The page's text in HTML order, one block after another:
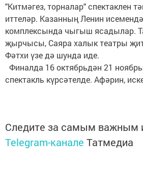
"Китмәгез, торналар" спектаклен
иттеләр. Казанның Ленин
комплексында чыгыш ясадылар.
җырчысы, Саяра халык театры
Фәтхи үзе дә шунда иде.
Финалда 16 октябрьдән 21
спектакль күрсәтелде. Афәрин,
Следите за самым важным
Telegram-канале Татмедиа